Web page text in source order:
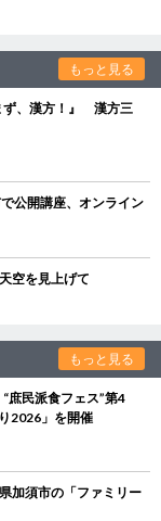
もっと見る
ず、漢方！』 漢方三
公開講座、オンライン
空を見上げて
もっと見る
民派食フェス”第4
2026」を開催
加須市の「ファミリー